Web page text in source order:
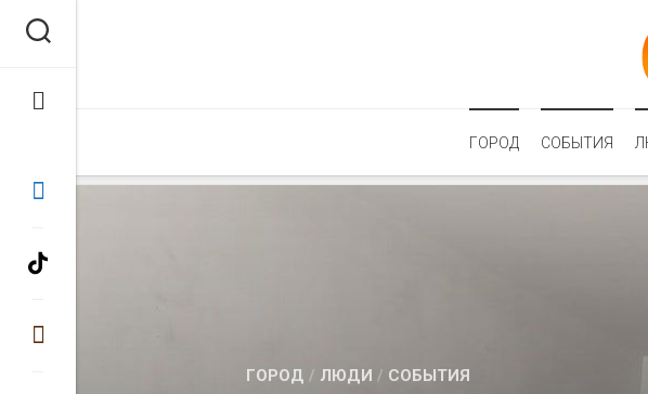
ГОРОД СОБЫТИЯ
ГОРОД / ЛЮДИ / СОБЫТИЯ